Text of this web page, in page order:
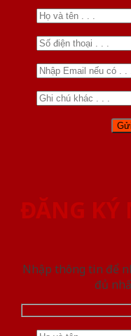
ĐĂNG KÝ
Nhập thông tin để
đủ